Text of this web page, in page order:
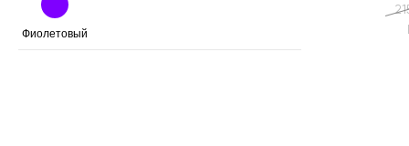
Фиолетовый